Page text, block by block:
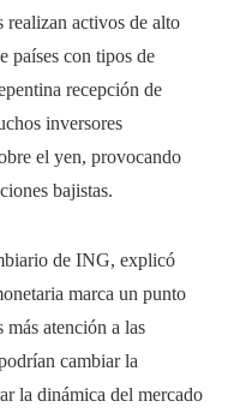
realizan activos de alto
países con tipos de
recepción de
inversores
el yen, provocando
bajistas.
de ING, explicó
marca un punto
atención a las
cambiar la
la dinámica del mercado